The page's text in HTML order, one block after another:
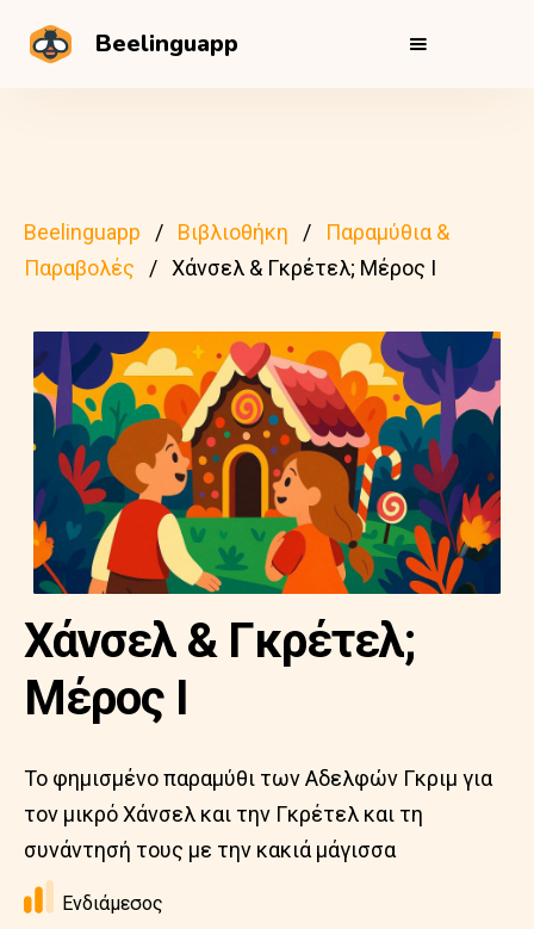
Beelinguapp
Beelinguapp Βιβλιοθήκη
Παραμύθια &
Παραβολές
Χάνσελ & Γκρέτελ; Μέρος Ι
Χάνσελ & Γκρέτελ;
Μέρος Ι
Το φημισμένο παραμύθι των Αδελφών Γκριμ για
τον μικρό Χάνσελ και την Γκρέτελ και τη
συνάντησή τους με την κακιά μάγισσα
Ενδιάμεσος